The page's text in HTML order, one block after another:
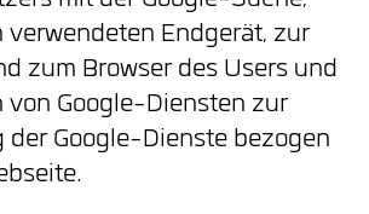
verwendeten Endgerät, zur
zum Browser des Users und
von Google-Diensten zur
Google-Dienste bezogen